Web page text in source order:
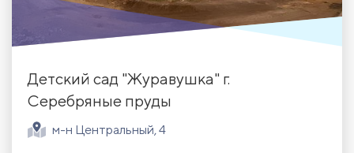
Детский сад "Журавушка" г.
Серебряные пруды
м-н Центральный, 4